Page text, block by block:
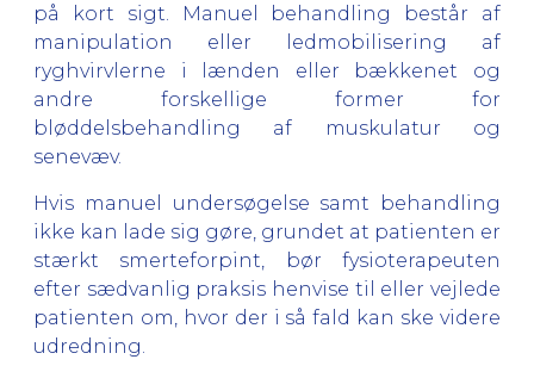
på kort sigt. Manuel behandling består af
manipulation eller ledmobilisering af
ryghvirvlerne i lænden eller bækkenet og
andre forskellige former for
bløddelsbehandling af muskulatur og
senevæv.
Hvis manuel undersøgelse samt behandling
ikke kan lade sig gøre, grundet at patienten er
stærkt smerteforpint, bør fysioterapeuten
efter sædvanlig praksis henvise til eller vejlede
patienten om, hvor der i så fald kan ske videre
udredning.